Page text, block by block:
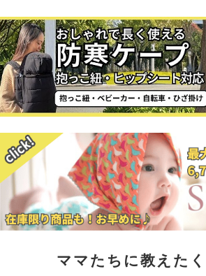
ママたちに教えたく